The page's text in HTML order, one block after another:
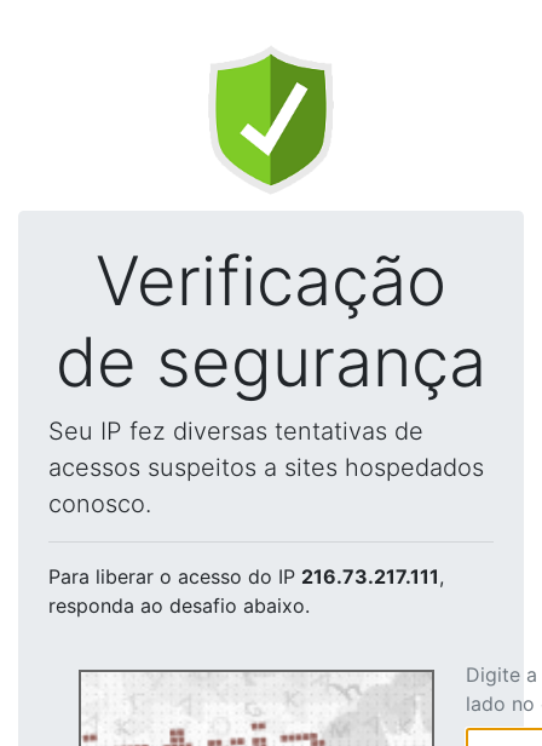
Verificação
de segurança
Seu IP fez diversas tentativas de
acessos suspeitos a sites hospedados
conosco.
Para liberar o acesso do IP 216.73.217.111,
responda ao desafio abaixo.
Digite
lado no